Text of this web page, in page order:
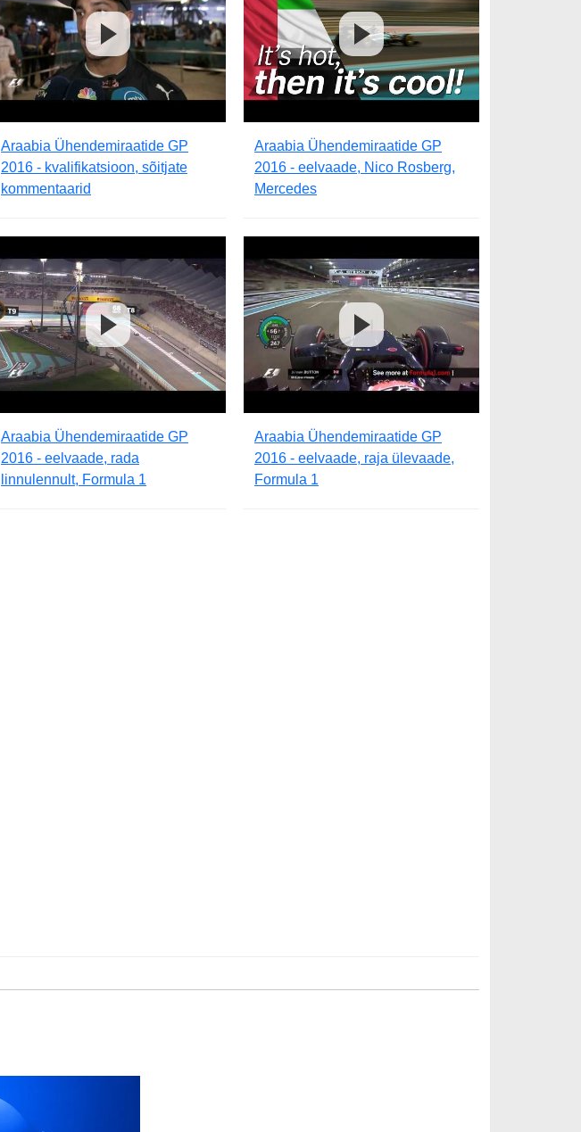
Araabia Ühendemiraatide GP
2016 - kvalifikatsioon, sõitjate
kommentaarid
Araabia Ühendemiraatide GP
2016 - eelvaade, Nico Rosberg,
Mercedes
Araabia Ühendemiraatide GP
2016 - eelvaade, rada
linnulennult, Formula 1
Araabia Ühendemiraatide GP
2016 - eelvaade, raja ülevaade,
Formula 1